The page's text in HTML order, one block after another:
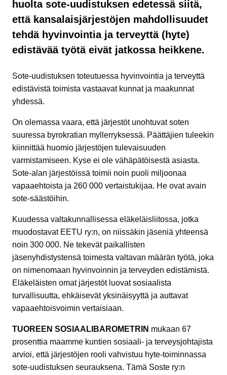
huolta sote-uudistuksen edetessä siitä,
että kansalaisjärjestöjen mahdollisuudet
tehdä hyvinvointia ja terveyttä (hyte)
edistävää työtä eivät jatkossa heikkene.
Sote-uudistuksen toteutuessa hyvinvointia ja terveyttä
edistävistä toimista vastaavat kunnat ja maakunnat
yhdessä.
On olemassa vaara, että järjestöt unohtuvat soten
suuressa byrokratian myllerryksessä. Päättäjien tuleekin
kiinnittää huomio järjestöjen tulevaisuuden
varmistamiseen. Kyse ei ole vähäpätöisestä asiasta.
Sote-alan järjestöissä toimii noin puoli miljoonaa
vapaaehtoista ja 260 000 vertaistukijaa. He ovat avain
sote-säästöihin.
Kuudessa valtakunnallisessa eläkeläisliitossa, jotka
muodostavat EETU ry:n, on niissäkin jäseniä yhteensä
noin 300 000. Ne tekevät paikallisten
jäsenyhdistystensä toimesta valtavan määrän työtä, joka
on nimenomaan hyvinvoinnin ja terveyden edistämistä.
Eläkeläisten omat järjestöt luovat sosiaalista
turvallisuutta, ehkäisevät yksinäisyyttä ja auttavat
vapaaehtoisvoimin vertaisiaan.
TUOREEN SOSIAALIBAROMETRIN mukaan 67
prosenttia maamme kuntien sosiaali- ja terveysjohtajista
arvioi, että järjestöjen rooli vahvistuu hyte-toiminnassa
sote-uudistuksen seurauksena. Tämä Soste ry:n